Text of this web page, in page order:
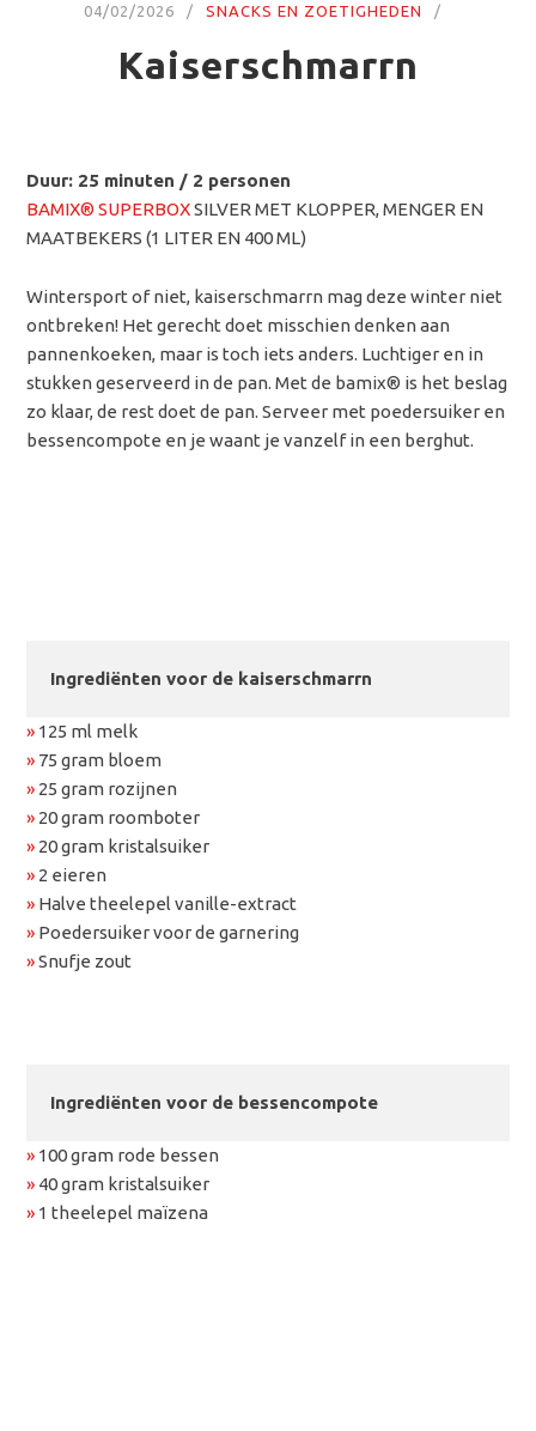
04/02/2026 SNACKS EN ZOETIGHEDEN
Kaiserschmarrn
Duur: 25 minuten / 2 personen
BAMIX® SUPERBOXSILVER MET KLOPPER, MENGER EN
MAATBEKERS (1 LITER EN 400 ML)
Wintersport of niet, kaiserschmarrn mag deze winter niet
ontbreken! Het gerecht doet misschien denken aan
pannenkoeken, maar is toch iets anders. Luchtiger en in
stukken geserveerd in de pan. Met de bamix® is het beslag
zo klaar, de rest doet de pan. Serveer met poedersuiker en
bessencompote en je waant je vanzelf in een berghut.
Ingrediënten voor de kaiserschmarrn
» 125 ml melk
» 75 gram bloem
» 25 gram rozijnen
» 20 gram roomboter
» 20 gram kristalsuiker
» 2 eieren
» Halve theelepel vanille-extract
» Poedersuiker voor de garnering
»Snufje zout
Ingrediënten voor de bessencompote
» 100 gram rode bessen
» 40 gram kristalsuiker
» 1 theelepel maïzena